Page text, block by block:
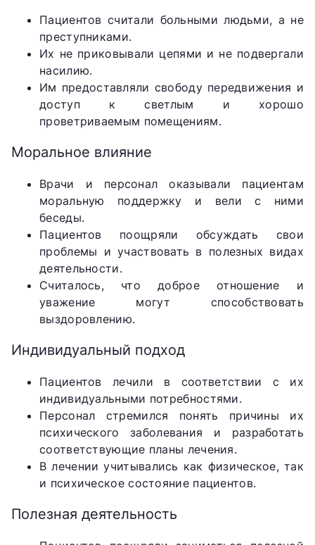
Пациентов считали больными людьми, а не
преступниками.
Их не приковывали цепями и не подвергали
насилию.
Им предоставляли свободу передвижения и
доступ к светлым и хорошо
проветриваемым помещениям.
Моральное влияние
Врачи и персонал оказывали пациентам
моральную поддержку и вели с ними
беседы.
Пациентов поощряли обсуждать свои
проблемы и участвовать в полезных видах
деятельности.
Считалось, что доброе отношение и
уважение могут способствовать
выздоровлению.
Индивидуальный подход
Пациентов лечили в соответствии с их
индивидуальными потребностями.
Персонал стремился понять причины их
психического заболевания и разработать
соответствующие планы лечения.
В лечении учитывались как физическое, так
и психическое состояние пациентов.
Полезная деятельность